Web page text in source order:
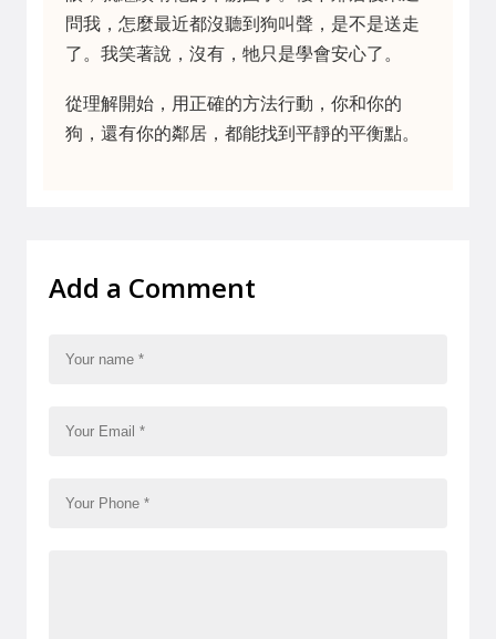
問我，怎麼最近都沒聽到狗叫聲，是不是送走
了。我笑著說，沒有，牠只是學會安心了。
從理解開始，用正確的方法行動，你和你的
狗，還有你的鄰居，都能找到平靜的平衡點。
Add a Comment